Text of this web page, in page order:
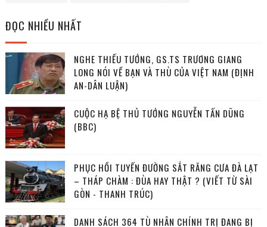
ĐỌC NHIỀU NHẤT
NGHE THIẾU TƯỚNG, GS.TS TRƯƠNG GIANG
LONG NÓI VỀ BẠN VÀ THÙ CỦA VIỆT NAM (ĐỊNH
AN-DÂN LUẬN)
CUỘC HẠ BỆ THỦ TƯỚNG NGUYỄN TẤN DŨNG
(BBC)
PHỤC HỒI TUYẾN ĐƯỜNG SẮT RĂNG CƯA ĐÀ LẠT
– THÁP CHÀM : ĐÙA HAY THẬT ? (VIẾT TỪ SÀI
GÒN - THANH TRÚC)
DANH SÁCH 364 TÙ NHÂN CHÍNH TRỊ ĐANG BỊ